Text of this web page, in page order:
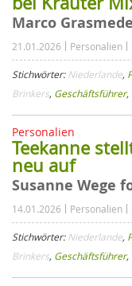
Marco
21.01.2026 Personalien
Stichwörter:Niederlande,
Brinkers, Geschäftsführer,
Personalien
Teekanne
neu auf
Susanne Wege
14.01.2026 Personalien
Stichwörter:Niederlande,
Brinkers, Geschäftsführer,